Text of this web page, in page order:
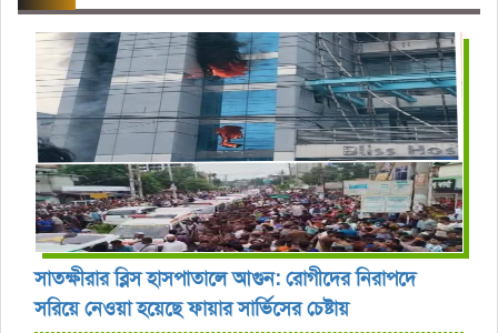
সাতক্ষীরার ব্লিস হাসপাতালে আগুন: রোগীদের নিরাপদে
সরিয়ে নেওয়া হয়েছে ফায়ার সার্ভিসের চেষ্টায়